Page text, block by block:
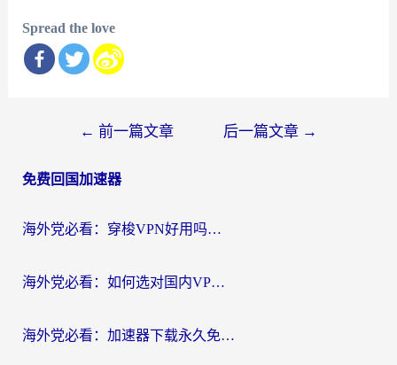
Spread the love
导
← 前一篇文章 后一篇文章 →
免费回国加速器
海外党必看：穿梭VPN好用吗？和云帆VPN对比哪个回国效果更好？附真实测评+避坑指南
海外党必看：如何选对国内VPN，实现无缝访问国内资源？
海外党必看：加速器下载永久免费版真的存在吗？教你无缝访问国内资源的正确姿势